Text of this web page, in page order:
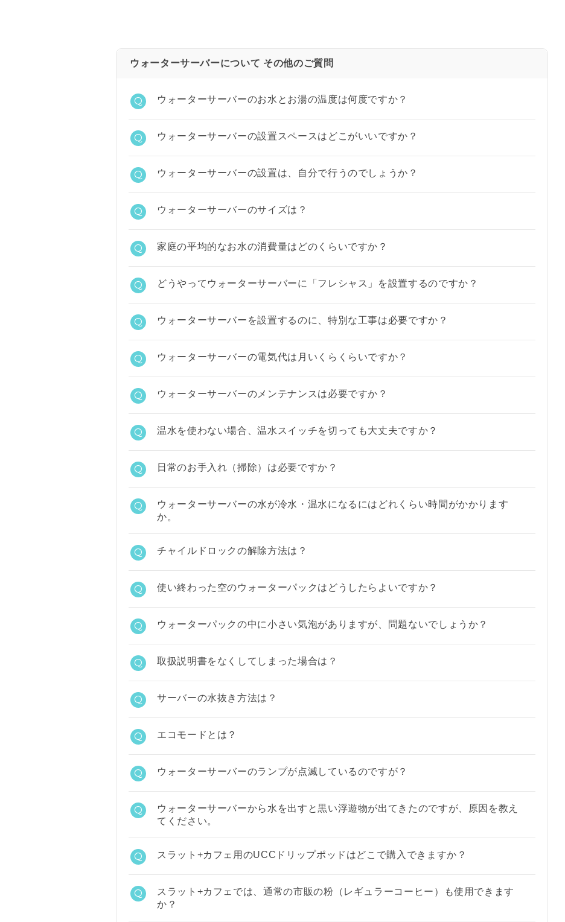
ウォーターサーバーについて その他のご質問
Q ウォーターサーバーのお水とお湯の温度は何度ですか？
Q ウォーターサーバーの設置スペースはどこがいいですか？
Q ウォーターサーバーの設置は、自分で行うのでしょうか？
Q ウォーターサーバーのサイズは？
Q 家庭の平均的なお水の消費量はどのくらいですか？
Q どうやってウォーターサーバーに「フレシャス」を設置するのですか？
Q ウォーターサーバーを設置するのに、特別な工事は必要ですか？
Q ウォーターサーバーの電気代は月いくらくらいですか？
Q ウォーターサーバーのメンテナンスは必要ですか？
Q 温水を使わない場合、温水スイッチを切っても大丈夫ですか？
Q 日常のお手入れ（掃除）は必要ですか？
Q
ウォーターサーバーの水が冷水・温水になるにはどれくらい時間がかかります
か。
Q チャイルドロックの解除方法は？
Q 使い終わった空のウォーターパックはどうしたらよいですか？
Q ウォーターパックの中に小さい気泡がありますが、問題ないでしょうか？
Q 取扱説明書をなくしてしまった場合は？
Q サーバーの水抜き方法は？
Q エコモードとは？
Q ウォーターサーバーのランプが点滅しているのですが？
Q
ウォーターサーバーから水を出すと黒い浮遊物が出てきたのですが、原因を教え
てください。
Q スラット+カフェ用のUCCドリップポッドはどこで購入できますか？
Q
スラット+カフェでは、通常の市販の粉（レギュラーコーヒー）も使用できます
か？